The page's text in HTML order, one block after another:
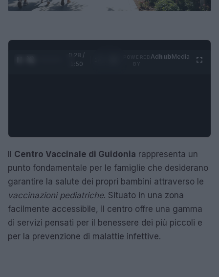
0:28 /
1:50
AdhubMedia
Il Centro Vaccinale di Guidonia rappresenta un
punto fondamentale per le famiglie che desiderano
garantire la salute dei propri bambini attraverso le
vaccinazioni pediatriche. Situato in una zona
facilmente accessibile, il centro offre una gamma
di servizi pensati per il benessere dei più piccoli e
per la prevenzione di malattie infettive.